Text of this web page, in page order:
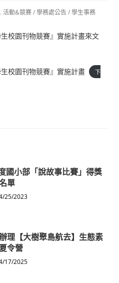
活動&競賽/學務處公告/學生事務
校園刊物競賽』實施計畫來文
校園刊物競賽』實施計畫
下
國小部「說故事比賽」得獎
單
25/2023
理【大樹聚島航去】生態素
令營
17/2025